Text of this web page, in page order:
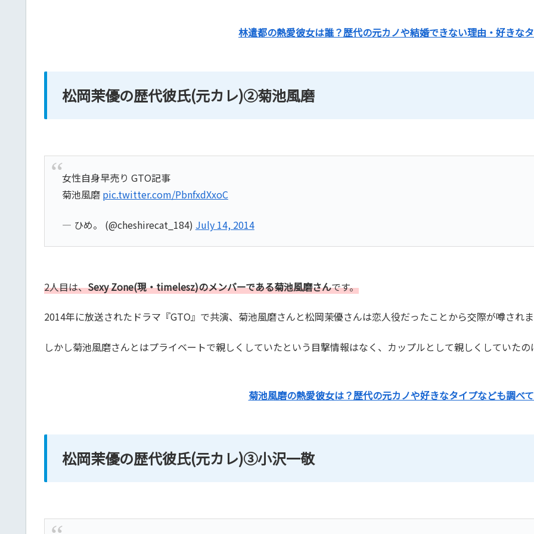
林遣都の熱愛彼女は誰？歴代の元カノや結婚できない理由・好きな
松岡茉優の歴代彼氏(元カレ)②菊池風磨
女性自身早売り GTO記事
菊池風磨 pic.twitter.com/PbnfxdXxoC
— ひめ。 (@cheshirecat_184) July 14, 2014
2人目は、Sexy Zone(現・timelesz)のメンバーである菊池風磨さんです。
2014年に放送されたドラマ『GTO』で共演、菊池風磨さんと松岡茉優さんは恋人役だったことから交際が噂され
しかし菊池風磨さんとはプライベートで親しくしていたという目撃情報はなく、カップルとして親しくしていた
菊池風磨の熱愛彼女は？歴代の元カノや好きなタイプなども調べ
松岡茉優の歴代彼氏(元カレ)③小沢一敬